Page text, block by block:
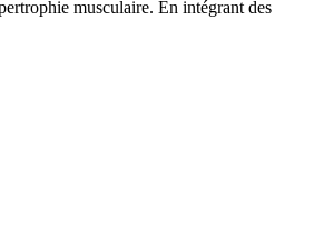
musculaire. En intégrant des